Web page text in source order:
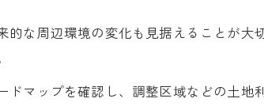
要性
し穴
な周辺環境の変化も見据えることが大
マップを確認し、調整区域などの土地